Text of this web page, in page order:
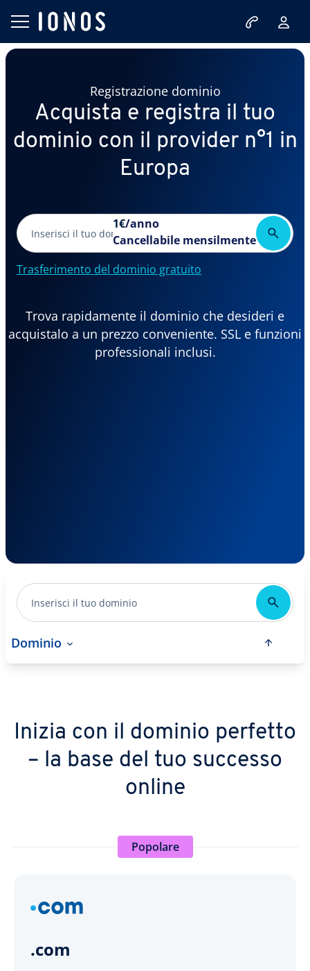
Registrazione dominio
Acquista e registra il tuo
dominio con il provider n°1 in
Europa
1€/anno
Cancellabile mensilmente
Trasferimento del dominio gratuito
Trova rapidamente il dominio che desideri e
acquistalo a un prezzo conveniente. SSL e funzioni
professionali inclusi.
Dominio
Inizia con il dominio perfetto
– la base del tuo successo
online
Popolare
.com